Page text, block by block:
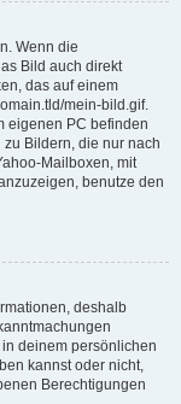
Wenn die
Bild auch direkt
das auf einem
mein-bild.gif.
eigenen PC befinden
Bildern, die nur nach
Mailboxen, mit
benutze den
deshalb
deinem persönlichen
kannst oder nicht,
Berechtigungen